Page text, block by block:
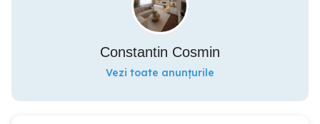
Constantin Cosmin
Vezi toate anunțurile